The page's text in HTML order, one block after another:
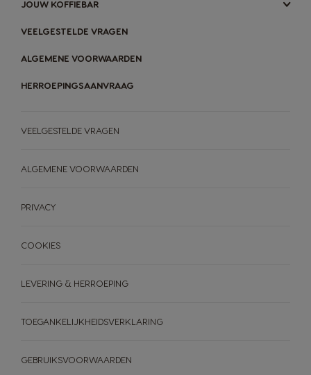
JOUW KOFFIEBAR
VEELGESTELDE VRAGEN
ALGEMENE VOORWAARDEN
HERROEPINGSAANVRAAG
VEELGESTELDE VRAGEN
ALGEMENE VOORWAARDEN
PRIVACY
COOKIES
LEVERING & HERROEPING
TOEGANKELIJKHEIDSVERKLARING
GEBRUIKSVOORWAARDEN